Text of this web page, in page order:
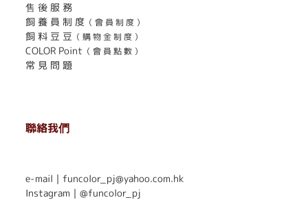
售 後 服 務
飼 養 員 制 度 （ 會 員 制 度 ）
飼 料 豆 豆 （ 購 物 金 制 度 ）
COLOR Point （ 會 員 點 數 ）
常 見 問 題
聯絡我們
e-mail｜funcolor_pj@yahoo.com.hk
Instagram｜ @funcolor_pj